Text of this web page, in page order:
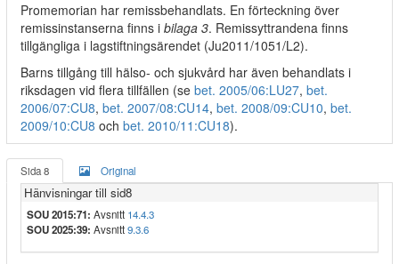
Promemorian har remissbehandlats. En förteckning över
remissinstanserna finns i bilaga 3. Remissyttrandena finns
tillgängliga i lagstiftningsärendet (Ju2011/1051/L2).
Barns tillgång till hälso- och sjukvård har även behandlats i
riksdagen vid flera tillfällen (se bet. 2005/06:LU27, bet.
2006/07:CU8, bet. 2007/08:CU14, bet. 2008/09:CU10, bet.
2009/10:CU8 och bet. 2010/11:CU18).
Sida 8 Original
Hänvisningar till sid8
SOU 2015:71: Avsnitt 14.4.3
SOU 2025:39: Avsnitt9.3.6